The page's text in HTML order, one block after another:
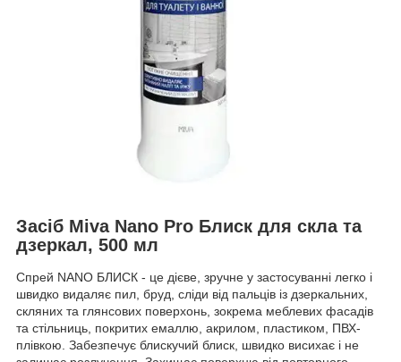
Засіб Miva Nano Pro Блиск для скла та
дзеркал, 500 мл
Спрей NANO БЛИСК - це дієве, зручне у застосуванні легко і
швидко видаляє пил, бруд, сліди від пальців із дзеркальних,
скляних та глянсових поверхонь, зокрема меблевих фасадів
та стільниць, покритих емаллю, акрилом, пластиком, ПВХ-
плівкою. Забезпечує блискучий блиск, швидко висихає і не